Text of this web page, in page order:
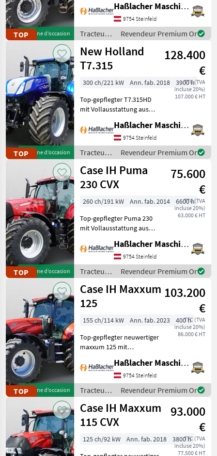
TOPMachine d’occasion
Lohnunternehmer – nur
am eigenen Betrieb
gelaufen. Durchgehend
gewartet, einsatzbereit,
aufbereitet
Haßlacher Maschinenhandel
9754 Steinfeld
Tracteurs
/ Case IH
Revendeur Premium Or
TOPMachine d’occasion
New Holland
T7.315
128.400
€
TTC (TVA
incluse 20%)
107.000 € HT
300 ch/221 kW Ann. fab. 2018
3900 h
Top-gepflegter T7.315HD
mit Vollausstattung aus
Lohnunternehmer – nur
am eigenen Betrieb
gelaufen. Durchgehend
gewartet, einsatzbereit,
aufbereitet
Haßlacher Maschinenhandel
9754 Steinfeld
Tracteurs
/ New
Holland
Revendeur Premium Or
TOPMachine d’occasion
Case IH Puma
230 CVX
75.600
€
TTC (TVA
incluse 20%)
63.000 € HT
260 ch/191 kW Ann. fab. 2014
6600 h
Top-gepflegter Puma 230
mit Vollausstattung aus
Lohnunternehmer – nur
am eigenen Betrieb
gelaufen. Durchgehend
gewartet, einsatzbereit,
aufbereitet
Haßlacher Maschinenhandel
9754 Steinfeld
Tracteurs
/ Case IH
Revendeur Premium Or
TOPMachine d’occasion
Case IH Maxxum
125
103.200
€
TTC (TVA
incluse 20%)
86.000 € HT
155 ch/114 kW Ann. fab. 2023
400 h
Top-gepflegter neuwertiger
maxxum 125 mit
Hand. Kein
Lohnunternehmer – nur
am eigenen Betrieb
gelaufen. Durchgehend
gewartet, einsatzberei
Haßlacher Maschinenhandel
9754 Steinfeld
Tracteurs
/ Case IH
Revendeur Premium Or
Case IH Maxxum
115 CVX
93.000
€
TTC (TVA
incluse 20%)
77.500 € HT
125 ch/92 kW Ann. fab. 2018
3800 h